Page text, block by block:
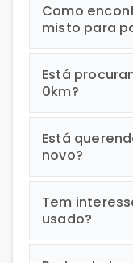
Como
misto para
Está
0km?
Está
novo?
Tem
usado?